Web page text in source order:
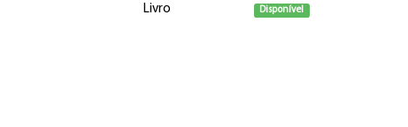
Livro Disponível